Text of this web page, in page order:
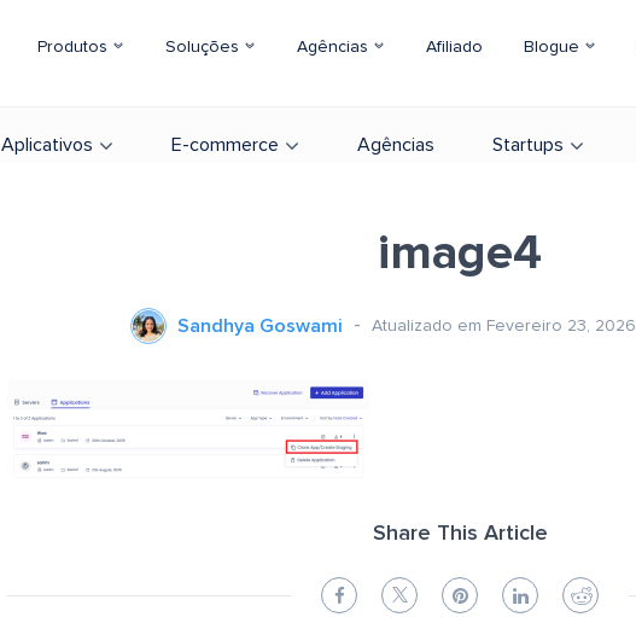
Produtos Soluções Agências Afiliado Blogue
Aplicativos E-commerce Agências Startups
image4
Sandhya Goswami Atualizado em Fevereiro 23, 2026
Share This Article